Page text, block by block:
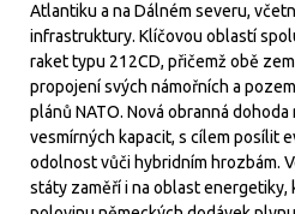
Atlantiku a na Dálném severu,
infrastruktury. Klíčovou oblastí
raket typu 212CD, přičemž obě
propojení svých námořních a
plánů NATO. Nová obranná
vesmírných kapacit, s cílem posílit
odolnost vůči hybridním hrozbám.
státy zaměří i na oblast energetiky,